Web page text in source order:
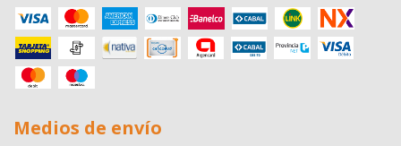
Medios de envío